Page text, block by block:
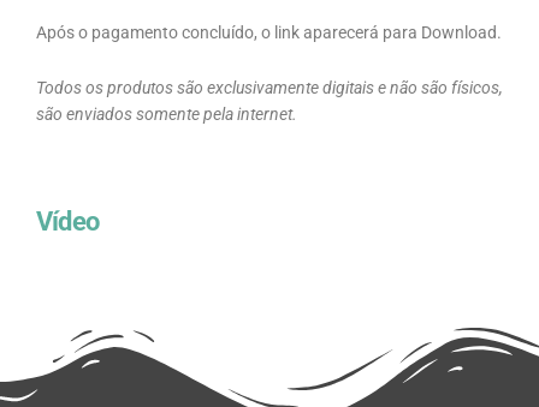
Após o pagamento concluído, o link aparecerá para Download.
Todos os produtos são exclusivamente digitais e não são físicos,
são enviados somente pela internet.
Vídeo